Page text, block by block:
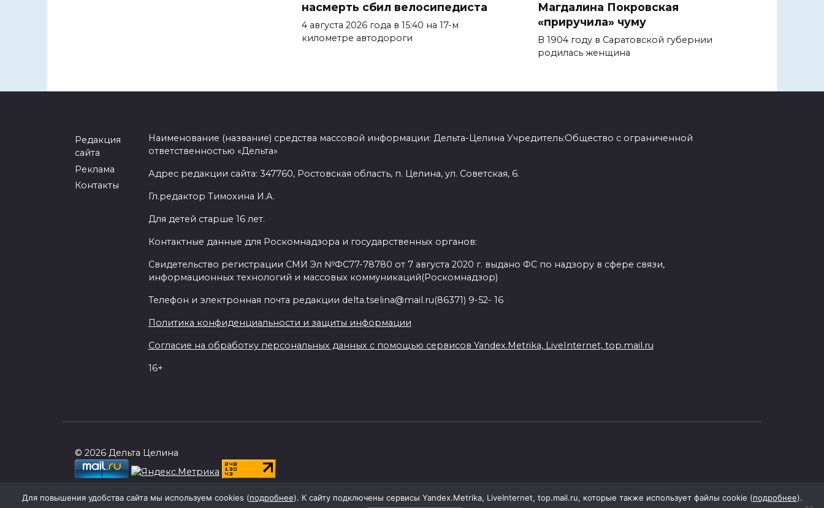
насмерть сбил велосипедиста
4 августа 2026 года в 15:40 на 17-м
километре автодороги
Магдалина Покровская
«приручила» чуму
В 1904 году в Саратовской губернии
родилась женщина
Редакция
сайта
Реклама
Контакты
Наименование (название) средства массовой информации: Дельта-Целина Учредитель:Общество с ограниченной
ответственностью «Дельта»
Адрес редакции сайта: 347760, Ростовская область, п. Целина, ул. Советская, 6.
Гл.редактор Тимохина И.А.
Для детей старше 16 лет.
Контактные данные для Роскомнадзора и государственных органов:
Свидетельство регистрации СМИ Эл №ФС77-78780 от 7 августа 2020 г. выдано ФС по надзору в сфере связи,
информационных технологий и массовых коммуникаций(Роскомнадзор)
Телефон и электронная почта редакции delta.tselina@mail.ru(86371) 9-52- 16
Политика конфиденциальности и защиты информации
Согласие на обработку персональных данных с помощью сервисов Yandex.Metrika, LiveInternet, top.mail.ru
16+
© 2026 Дельта Целина
При поддержке Правительства Ростовской области
Для повышения удобства сайта мы используем cookies (подробнее). К сайту подключены сервисы Yandex.Metrika, LiveInternet, top.mail.ru, которые также использует файлы cookie (подробнее).